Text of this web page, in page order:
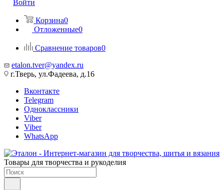
Войти
Корзина0
Отложенные0
Сравнение товаров0
etalon.tver@yandex.ru
г.Тверь, ул.Фадеева, д.16
Вконтакте
Telegram
Одноклассники
Viber
Viber
WhatsApp
Товары для творчества и рукоделия